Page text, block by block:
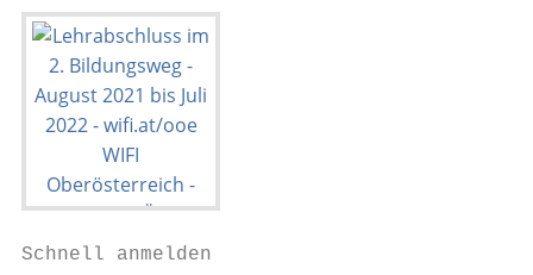
Schnell anmelden